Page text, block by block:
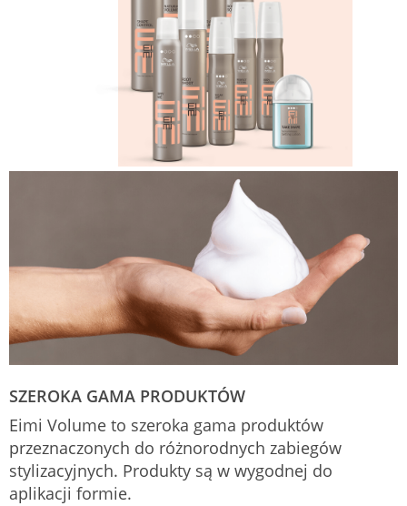
SZEROKA GAMA PRODUKTÓW
Eimi Volume to szeroka gama produktów
przeznaczonych do różnorodnych zabiegów
stylizacyjnych. Produkty są w wygodnej do
aplikacji formie.